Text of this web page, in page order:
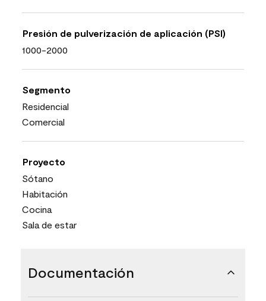
Presión de pulverización de aplicación (PSI)
1000-2000
Segmento
Residencial
Comercial
Proyecto
Sótano
Habitación
Cocina
Sala de estar
Documentación